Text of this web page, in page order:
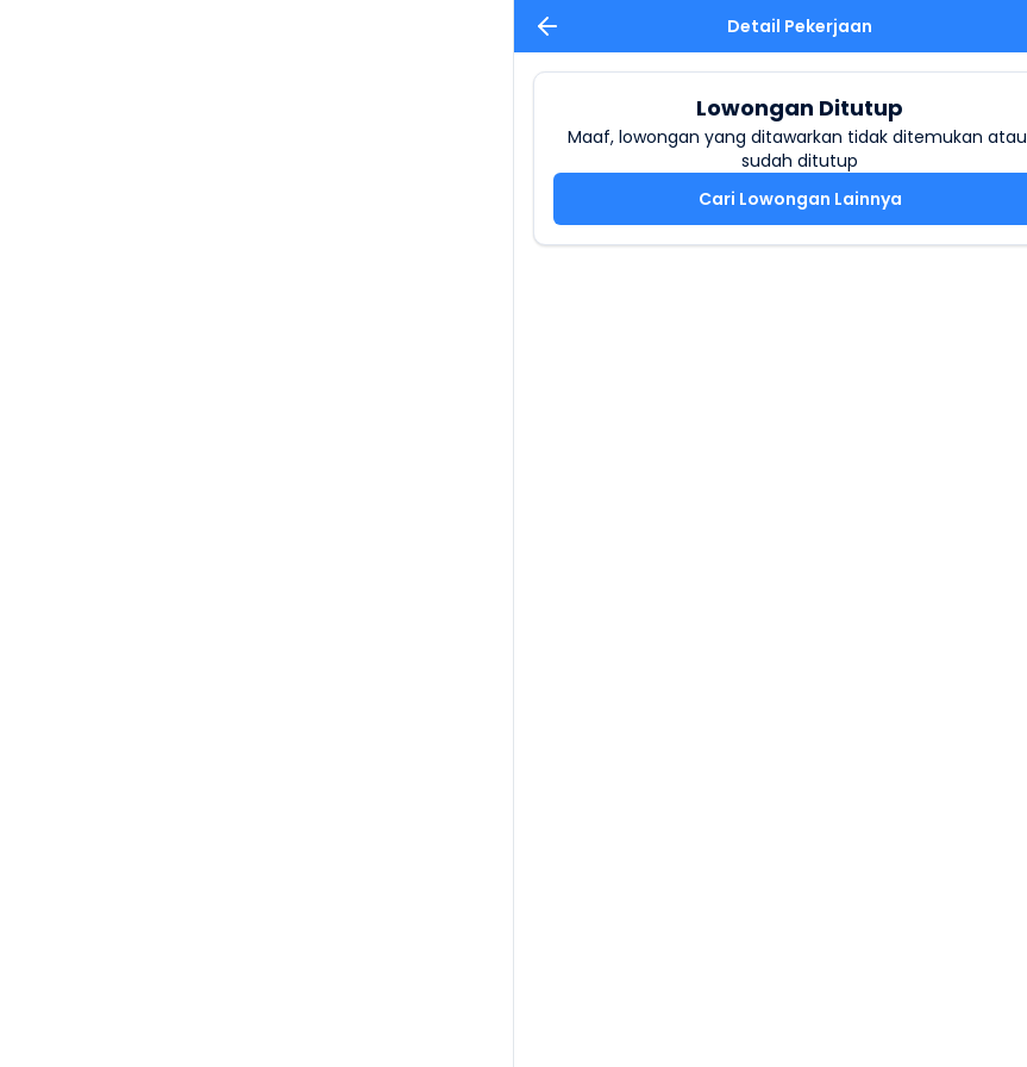
Detail Pekerjaan
Lowongan Ditutup
Maaf, lowongan yang ditawarkan tidak ditemukan atau
sudah ditutup
Cari Lowongan Lainnya